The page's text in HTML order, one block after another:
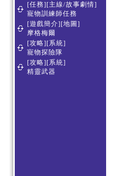
[任務][主線/故事劇情]
寵物訓練師任務
[遊戲簡介][地圖]
摩格梅爾
[攻略][系統]
寵物探險隊
[攻略][系統]
精靈武器